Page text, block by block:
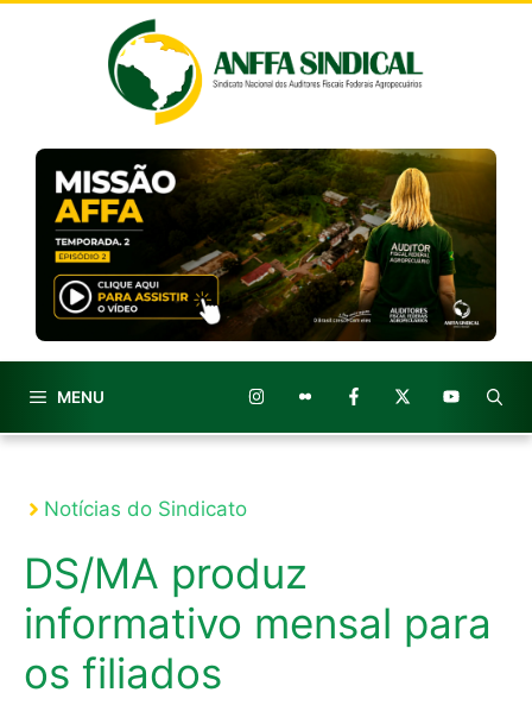
MENU
Notícias do Sindicato
DS/MA produz
informativo mensal para
os filiados